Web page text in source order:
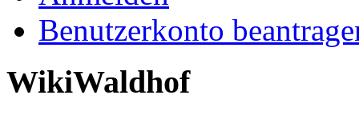
Benutzerkonto
WikiWaldhof